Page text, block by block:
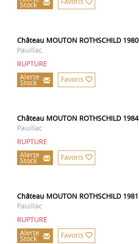
Stock
Château MOUTON ROTHSCHILD 1980
Pauillac
RUPTURE
Alerte
Stock Favoris
Château MOUTON ROTHSCHILD 1984
Pauillac
RUPTURE
Alerte
Stock Favoris
Château MOUTON ROTHSCHILD 1981
Pauillac
RUPTURE
Alerte
Stock Favoris